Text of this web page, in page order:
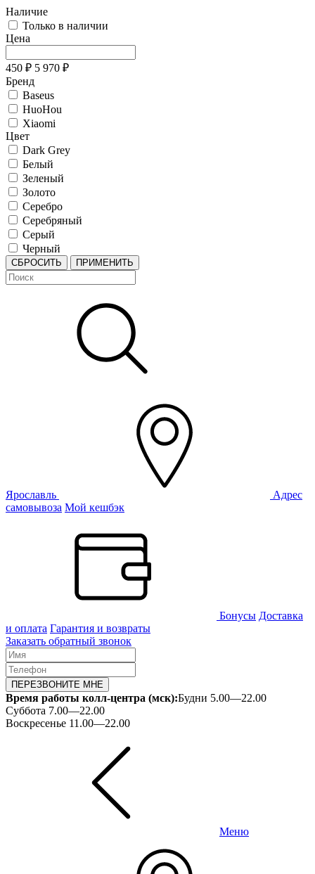
Наличие
Только в наличии
Цена
450 ₽ 5 970 ₽
Бренд
Baseus
HuoHou
Xiaomi
Цвет
Dark Grey
Белый
Зеленый
Золото
Серебро
Серебряный
Серый
Черный
СБРОСИТЬ ПРИМЕНИТЬ
Ярославль
Адрес
самовывоза Мой кешбэк
Бонусы Доставка
и оплата Гарантия и возвраты
Заказать обратный звонок
ПЕРЕЗВОНИТЕ МНЕ
Время работы колл-центра (мск):Будни 5.00—22.00
Суббота 7.00—22.00
Воскресенье 11.00—22.00
Меню